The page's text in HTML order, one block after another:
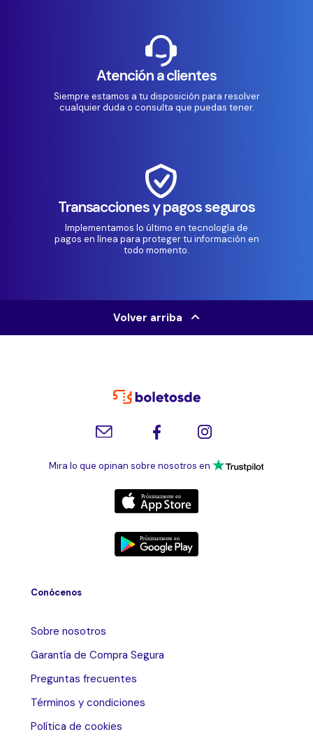
Atención a clientes
Siempre estamos a tu disposición para resolver
cualquier duda o consulta que puedas tener.
Transacciones y pagos seguros
Implementamos lo último en tecnología de
pagos en línea para proteger tu información en
todo momento.
Volver arriba
Mira lo que opinan sobre nosotros en
Conócenos
Sobre nosotros
Garantía de Compra Segura
Preguntas frecuentes
Términos y condiciones
Política de cookies